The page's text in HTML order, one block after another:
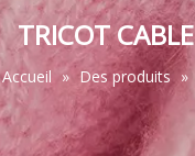
TRICOT CABLE
Accueil » Des produits »